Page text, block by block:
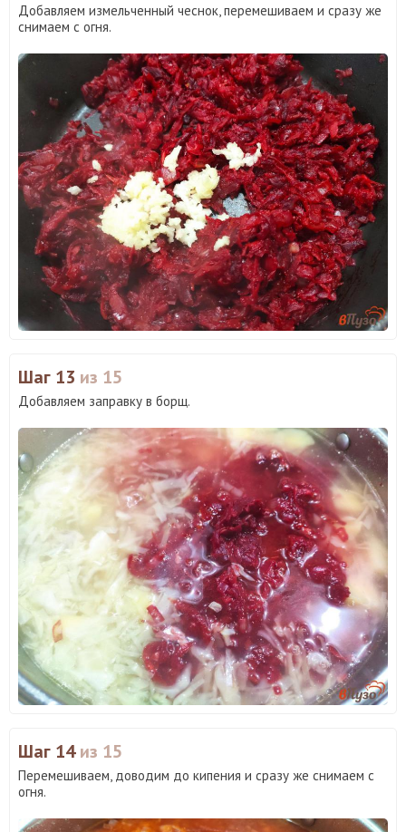
Добавляем измельченный чеснок, перемешиваем и сразу же
снимаем с огня.
Шаг 13 из 15
Добавляем заправку в борщ.
Шаг 14из 15
Перемешиваем, доводим до кипения и сразу же снимаем с
огня.